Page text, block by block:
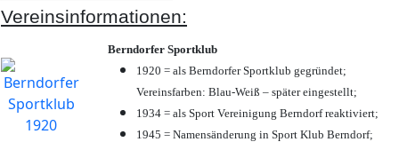
Vereinsinformationen:
Berndorfer Sportklub
1920 = als Berndorfer Sportklub gegründet;
Vereinsfarben: Blau-Weiß – später eingestellt;
1934 = als Sport Vereinigung Berndorf reaktiviert;
1945 = Namensänderung in Sport Klub Berndorf;